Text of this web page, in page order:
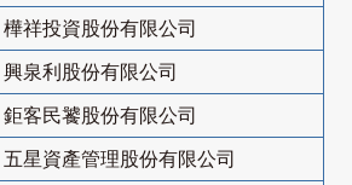
樺祥投資股份有限公司
興泉利股份有限公司
鉅客民饕股份有限公司
五星資產管理股份有限公司